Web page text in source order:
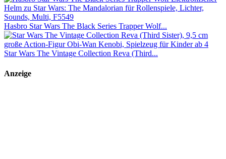
Hasbro Star Wars The Black Series Trapper Wolf...
Star Wars The Vintage Collection Reva (Third...
Anzeige